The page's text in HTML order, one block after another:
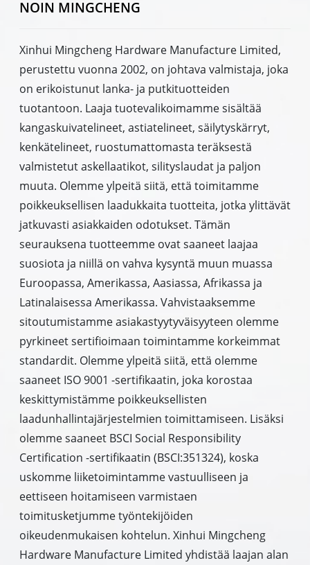
NOIN MINGCHENG
Xinhui Mingcheng Hardware Manufacture Limited,
perustettu vuonna 2002, on johtava valmistaja, joka
on erikoistunut lanka- ja putkituotteiden
tuotantoon. Laaja tuotevalikoimamme sisältää
kangaskuivatelineet, astiatelineet, säilytyskärryt,
kenkätelineet, ruostumattomasta teräksestä
valmistetut askellaatikot, silityslaudat ja paljon
muuta. Olemme ylpeitä siitä, että toimitamme
poikkeuksellisen laadukkaita tuotteita, jotka ylittävät
jatkuvasti asiakkaiden odotukset. Tämän
seurauksena tuotteemme ovat saaneet laajaa
suosiota ja niillä on vahva kysyntä muun muassa
Euroopassa, Amerikassa, Aasiassa, Afrikassa ja
Latinalaisessa Amerikassa. Vahvistaaksemme
sitoutumistamme asiakastyytyväisyyteen olemme
pyrkineet sertifioimaan toimintamme korkeimmat
standardit. Olemme ylpeitä siitä, että olemme
saaneet ISO 9001 -sertifikaatin, joka korostaa
keskittymistämme poikkeuksellisten
laadunhallintajärjestelmien toimittamiseen. Lisäksi
olemme saaneet BSCI Social Responsibility
Certification -sertifikaatin (BSCI:351324), koska
uskomme liiketoimintamme vastuulliseen ja
eettiseen hoitamiseen varmistaen
toimitusketjumme työntekijöiden
oikeudenmukaisen kohtelun. Xinhui Mingcheng
Hardware Manufacture Limited yhdistää laajan alan